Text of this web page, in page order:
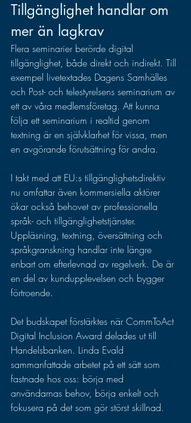
Tillgänglighet handlar om
mer än lagkrav
Flera seminarier berörde digital
tillgänglighet, både direkt och indirekt. Till
exempel livetextades Dagens Samhälles
och Post- och telestyrelsens seminarium av
ett av våra medlemsföretag. Att kunna
följa ett seminarium i realtid genom
textning är en självklarhet för vissa, men
en avgörande förutsättning för andra.
I takt med att EU:s tillgänglighetsdirektiv
nu omfattar även kommersiella aktörer
ökar också behovet av professionella
språk- och tillgänglighetstjänster.
Uppläsning, textning, översättning och
språkgranskning handlar inte längre
enbart om efterlevnad av regelverk. De är
en del av kundupplevelsen och bygger
förtroende.
Det budskapet förstärktes när CommToAct
Digital Inclusion Award delades ut till
Handelsbanken. Linda Evald
sammanfattade arbetet på ett sätt som
fastnade hos oss: börja med
användarnas behov, börja enkelt och
fokusera på det som gör störst skillnad.